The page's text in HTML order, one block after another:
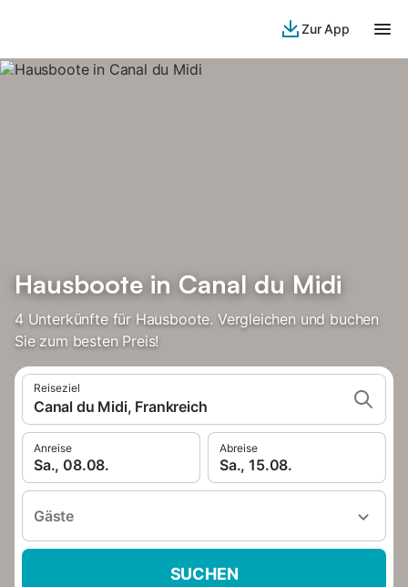
Zur App
Hausboote in Canal du Midi
4 Unterkünfte für Hausboote. Vergleichen und buchen
Sie zum besten Preis!
Reiseziel
Canal du Midi, Frankreich
Anreise
Sa., 08.08.
Abreise
Sa., 15.08.
Gäste
SUCHEN